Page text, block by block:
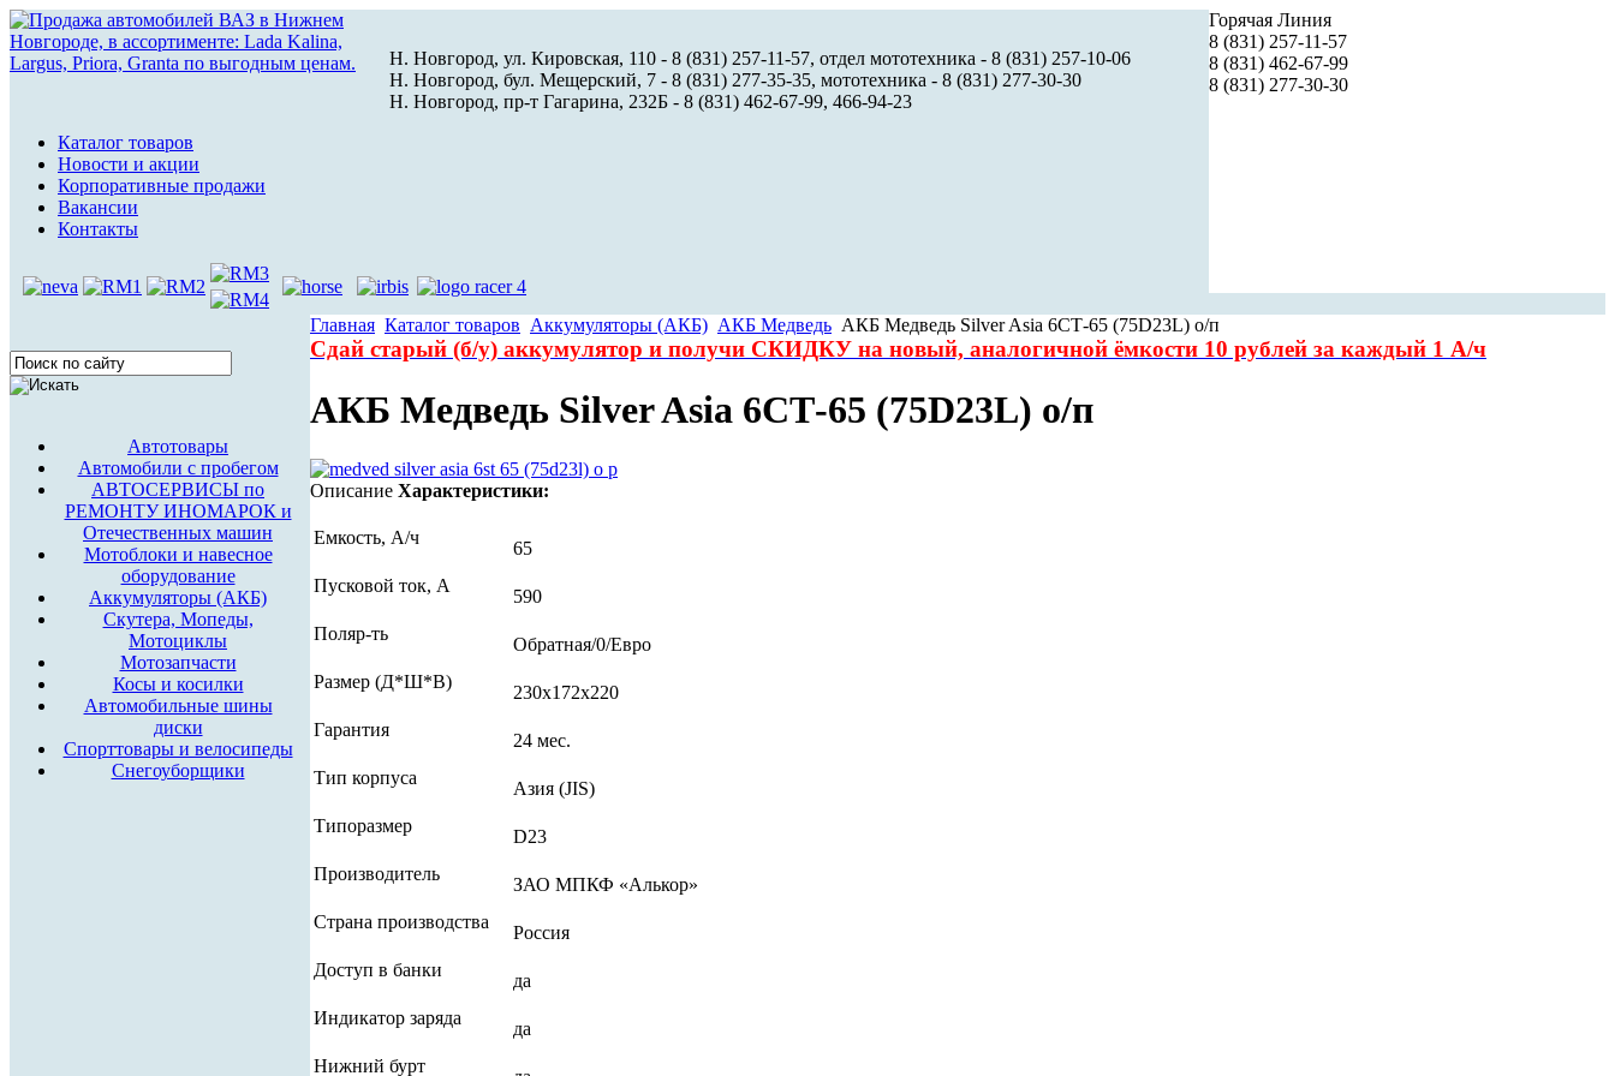
Н. Новгород, ул. Кировская, 110 - 8 (831) 257-11-57, отдел мототехника - 8 (831) 257-10-06
Н. Новгород, бул. Мещерский, 7 - 8 (831) 277-35-35, мототехника - 8 (831) 277-30-30
Н. Новгород, пр-т Гагарина, 232Б - 8 (831) 462-67-99, 466-94-23
Каталог товаров
Новости и акции
Корпоративные продажи
Вакансии
Контакты
Горячая Линия
8 (831) 257-11-57
8 (831) 462-67-99
8 (831) 277-30-30
Автотовары
Автомобили с пробегом
АВТОСЕРВИСЫ по
РЕМОНТУ ИНОМАРОК и
Отечественных машин
Мотоблоки и навесное
оборудование
Аккумуляторы (АКБ)
Скутера, Мопеды,
Мотоциклы
Мотозапчасти
Косы и косилки
Автомобильные шины
диски
Спорттовары и велосипеды
Снегоуборщики
Главная Каталог товаров Аккумуляторы (АКБ) АКБ Медведь АКБ Медведь Silver Asia 6СТ-65 (75D23L) о/п
Сдай старый (б/у) аккумулятор и получи СКИДКУ на новый, аналогичной ёмкости 10 рублей за каждый 1 А/ч
АКБ Медведь Silver Asia 6СТ-65 (75D23L) о/п
Описание Характеристики:
Емкость, А/ч
65
Пусковой ток, А
590
Поляр-ть
Обратная/0/Евро
Размер (Д*Ш*В)
230х172х220
Гарантия
24 мес.
Тип корпуса
Азия (JIS)
Типоразмер
D23
Производитель
ЗАО МПКФ «Алькор»
Страна производства
Россия
Доступ в банки
да
Индикатор заряда
да
Нижний бурт